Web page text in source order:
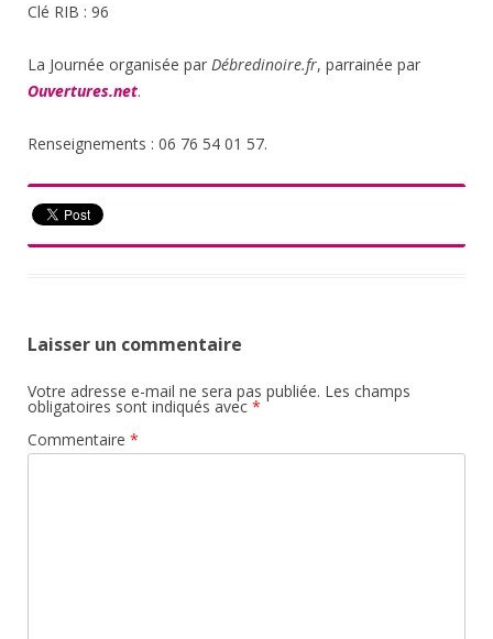
Clé RIB : 96
La Journée organisée par Débredinoire.fr, parrainée par
Ouvertures.net.
Renseignements : 06 76 54 01 57.
Laisser un commentaire
Votre adresse e-mail ne sera pas publiée. Les champs
obligatoires sont indiqués avec *
Commentaire *